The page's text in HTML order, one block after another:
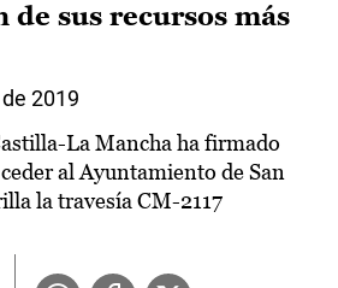
de sus recursos más
2019
La Mancha ha firmado
al Ayuntamiento de San
la travesía CM-2117